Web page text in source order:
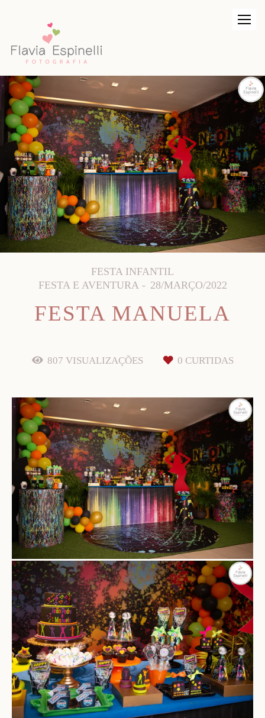
FESTA INFANTIL
FESTA E AVENTURA
28/MARÇO/2022
FESTA MANUELA
807 VISUALIZAÇÕES 0 CURTIDAS